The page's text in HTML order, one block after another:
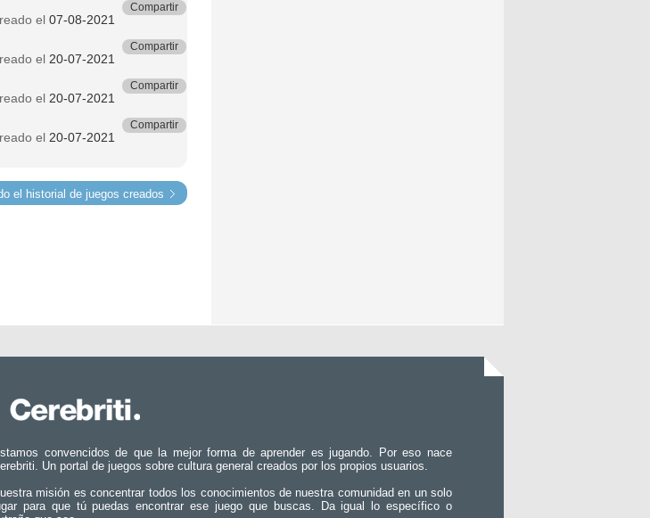
el 07-08-2021
Compartir
el 20-07-2021
Compartir
el 20-07-2021
Compartir
el 20-07-2021
Compartir
el historial de juegos creados
convencidos de que la mejor forma de aprender es jugando. Por eso nace
Un portal de juegos sobre cultura general creados por los propios usuarios.
misión es concentrar todos los conocimientos de nuestra comunidad en un solo
para que tú puedas encontrar ese juego que buscas. Da igual lo específico o